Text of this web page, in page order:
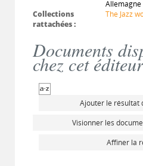
Allemagne
Collections
rattachées :
The Jazz
Documents
chez cet
Ajouter le résultat
Visionner les
Affiner la